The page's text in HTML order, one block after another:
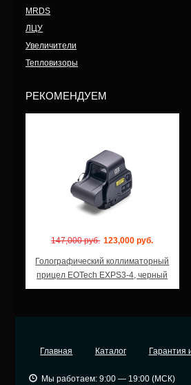
MRDS
ЛЦУ
Увеличители
Тепловизоры
РЕКОМЕНДУЕМ
147,000 руб. 123,000 руб.
Голографический коллиматорный
прицел EOTech EXPS3-4, черный
Главная Каталог Гарантия
Мы работаем: 9:00 — 19:00 (МСК)